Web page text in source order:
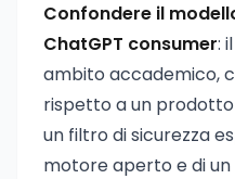
Confondere il
ChatGPT consumer:
ambito accademico,
rispetto a un prodotto
un filtro di sicurezza
motore aperto e di